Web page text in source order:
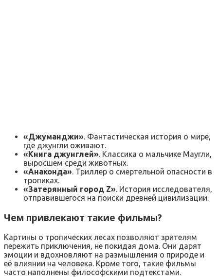
«Джуманджи». Фантастическая история о мире,
где джунгли оживают.
«Книга джунглей». Классика о мальчике Маугли,
выросшем среди животных.
«Анаконда». Триллер о смертельной опасности в
тропиках.
«Затерянный город Z». История исследователя,
отправившегося на поиски древней цивилизации.
Чем привлекают такие фильмы?
Картины о тропических лесах позволяют зрителям
пережить приключения, не покидая дома. Они дарят
эмоции и вдохновляют на размышления о природе и
её влиянии на человека. Кроме того, такие фильмы
часто наполнены философскими подтекстами.